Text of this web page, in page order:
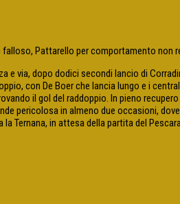
Pattarello per comportamento non
via, dopo dodici secondi lancio di
con De Boer che lancia lungo e i
il gol del raddoppio. In pieno
pericolosa in almeno due occasioni,
Ternana, in attesa della partita del